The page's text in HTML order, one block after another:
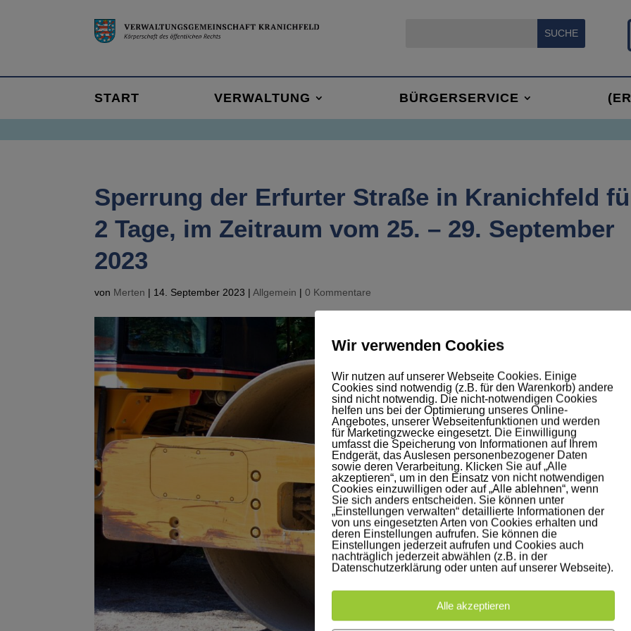
START VERWALTUNG BÜRGERSERVICE
Sperrung der Erfurter Straße in Kranichfeld
2 Tage, im Zeitraum vom 25. – 29. September
2023
von Merten | 14. September 2023 |Allgemein |0 Kommentare
Wir verwenden Cookies
Wir nutzen auf unserer Webseite Cookies. Einige
Cookies sind notwendig (z.B. für den Warenkorb) andere
sind nicht notwendig. Die nicht-notwendigen Cookies
helfen uns bei der Optimierung unseres Online-
Angebotes, unserer Webseitenfunktionen und werden
für Marketingzwecke eingesetzt. Die Einwilligung
umfasst die Speicherung von Informationen auf Ihrem
Endgerät, das Auslesen personenbezogener Daten
sowie deren Verarbeitung. Klicken Sie auf „Alle
akzeptieren“, um in den Einsatz von nicht notwendigen
Cookies einzuwilligen oder auf „Alle ablehnen“, wenn
Sie sich anders entscheiden. Sie können unter
„Einstellungen verwalten“ detaillierte Informationen der
von uns eingesetzten Arten von Cookies erhalten und
deren Einstellungen aufrufen. Sie können die
Einstellungen jederzeit aufrufen und Cookies auch
nachträglich jederzeit abwählen (z.B. in der
Datenschutzerklärung oder unten auf unserer Webseite).
Alle akzeptieren